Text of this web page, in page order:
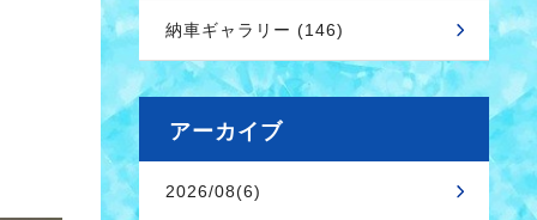
納車ギャラリー (146)
アーカイブ
2026/08(6)